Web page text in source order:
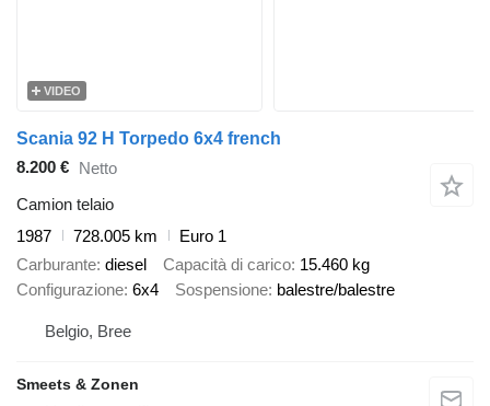
VIDEO
Scania 92 H Torpedo 6x4 french
8.200 €
Netto
Camion telaio
1987
728.005 km
Euro 1
Carburante diesel Capacità di carico 15.460 kg
Configurazione 6x4 Sospensione balestre/balestre
Belgio, Bree
Smeets & Zonen